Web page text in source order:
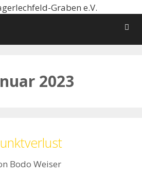
2023
Bodo Weiser